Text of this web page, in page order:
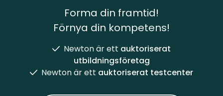
Forma din framtid!
Förnya din kompetens!
Newton är ett auktoriserat
utbildningsföretag
Newton är ett auktoriserat testcenter